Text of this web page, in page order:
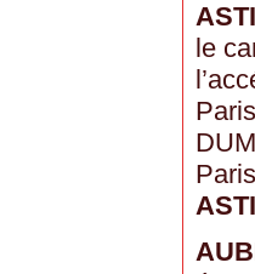
le
Paris